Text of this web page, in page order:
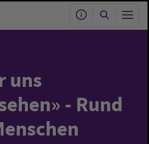
uns
- Rund